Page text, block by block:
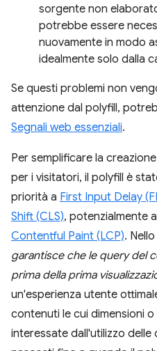
sorgente non
potrebbe essere
nuovamente in modo
idealmente solo dalla
Se questi problemi non
attenzione dal polyfill,
Segnali web essenziali.
Per semplificare la
per i visitatori, il polyfill è
priorità a First Input Delay
Shift (CLS), potenzialmente
Contentful Paint (LCP).
garantisce che le query del
prima della prima
un'esperienza utente
contenuti le cui dimensioni
interessate dall'utilizzo